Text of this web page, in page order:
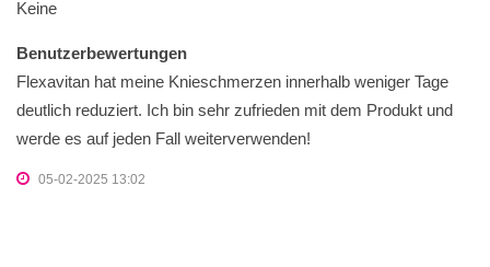
Keine
Benutzerbewertungen
Flexavitan hat meine Knieschmerzen innerhalb weniger Tage
deutlich reduziert. Ich bin sehr zufrieden mit dem Produkt und
werde es auf jeden Fall weiterverwenden!
05-02-2025 13:02